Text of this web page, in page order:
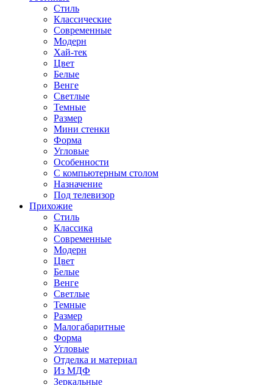
Стиль
Классические
Современные
Модерн
Хай-тек
Цвет
Белые
Венге
Светлые
Темные
Размер
Мини стенки
Форма
Угловые
Особенности
С компьютерным столом
Назначение
Под телевизор
Прихожие
Стиль
Классика
Современные
Модерн
Цвет
Белые
Венге
Светлые
Темные
Размер
Малогабаритные
Форма
Угловые
Отделка и материал
Из МДФ
Зеркальные